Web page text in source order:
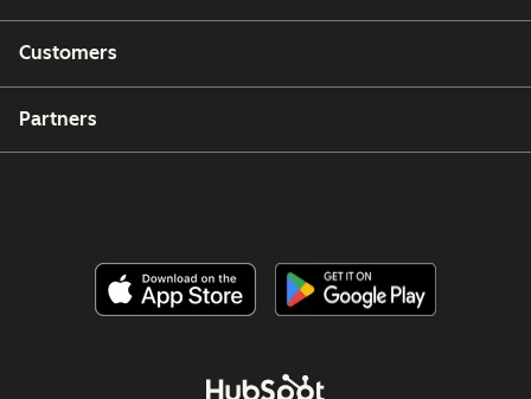
Customers
Partners